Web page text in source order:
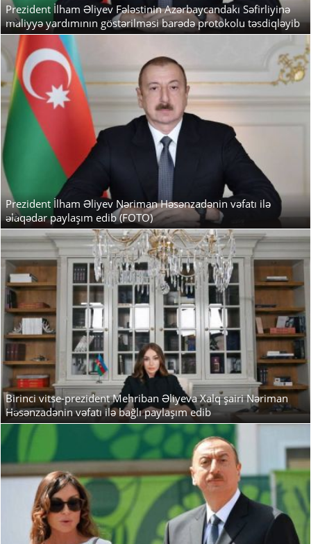
Prezident İlham Əliyev Fələstinin Azərbaycandakı Səfirliyinə
maliyyə yardımının göstərilməsi barədə protokolu təsdiqləyib
-->
Prezident İlham Əliyev Nəriman Həsənzadənin vəfatı ilə
əlaqədar paylaşım edib (FOTO)
-->
Birinci vitse-prezident Mehriban Əliyeva Xalq şairi Nəriman
Həsənzadənin vəfatı ilə bağlı paylaşım edib
-->